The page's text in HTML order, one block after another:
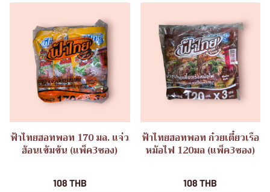
ฟ้าไทยฮอทพอท 170 มล. แจ่ว
ฮ้อนเข้มข้น (แพ็ค3ซอง)
108 THB
ฟ้าไทยฮอทพอท ก๋วยเตี๋ยวเรือ
หม้อไฟ 120มล (แพ็ค3ซอง)
108 THB